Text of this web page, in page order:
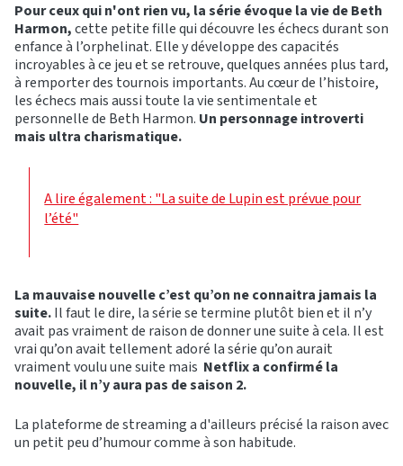
Pour ceux qui n'ont rien vu, la série évoque la vie de Beth
Harmon,cette petite fille qui découvre les échecs durant son
enfance à l’orphelinat. Elle y développe des capacités
incroyables à ce jeu et se retrouve, quelques années plus tard,
à remporter des tournois importants. Au cœur de l’histoire,
les échecs mais aussi toute la vie sentimentale et
personnelle de Beth Harmon. Un personnage introverti
mais ultra charismatique.
A lire également : "La suite de Lupin est prévue pour
l’été"
La mauvaise nouvelle c’est qu’on ne connaitra jamais la
suite.Il faut le dire, la série se termine plutôt bien et il n’y
avait pas vraiment de raison de donner une suite à cela. Il est
vrai qu’on avait tellement adoré la série qu’on aurait
vraiment voulu une suite mais Netflix a confirmé la
nouvelle, il n’y aura pas de saison 2.
La plateforme de streaming a d'ailleurs précisé la raison avec
un petit peu d’humour comme à son habitude.